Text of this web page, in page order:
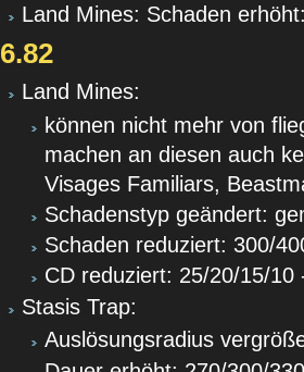
Land Mines: Schaden
6.82
Land Mines:
können nicht mehr von
machen an diesen auch
Visages Familiars,
Schadenstyp geändert:
Schaden reduziert: 300/
CD reduziert: 25/20/15/10
Stasis Trap:
Auslösungsradius